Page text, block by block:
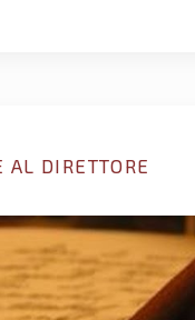
AL DIRETTORE